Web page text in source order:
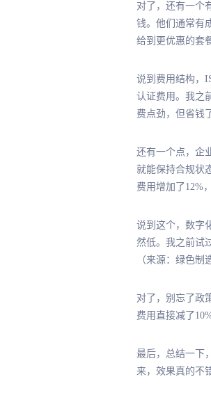
对了，还有一个
钱。他们通常有
给到更优惠的套
说到费用结构，
认证费用。我之
费点劲，但省钱
还有一个点，企
就能保持合规状
费用增加了12%
说到这个，数字
然低。我之前试
（来源：绿色制
对了，别忘了政
费用直接减了
最后，总结一下
来，效果真的不